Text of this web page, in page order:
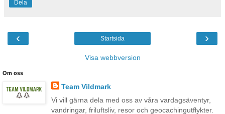
Dela
‹ ›
Startsida
Visa webbversion
Om oss
Team Vildmark
Vi vill gärna dela med oss av våra vardagsäventyr,
vandringar, friluftsliv, resor och geocachingutflykter.